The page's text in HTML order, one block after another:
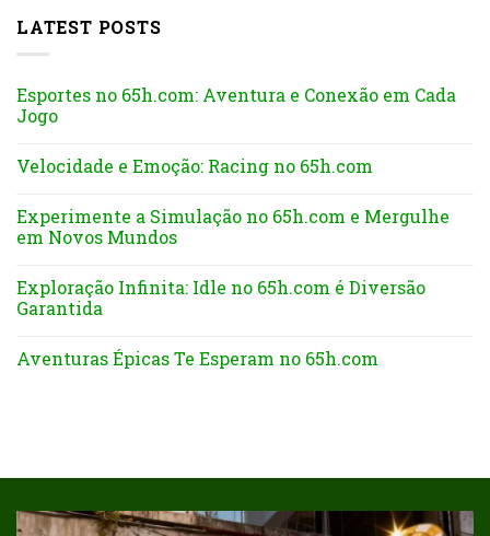
LATEST POSTS
Esportes no 65h.com: Aventura e Conexão em Cada
Jogo
Velocidade e Emoção: Racing no 65h.com
Experimente a Simulação no 65h.com e Mergulhe
em Novos Mundos
Exploração Infinita: Idle no 65h.com é Diversão
Garantida
Aventuras Épicas Te Esperam no 65h.com